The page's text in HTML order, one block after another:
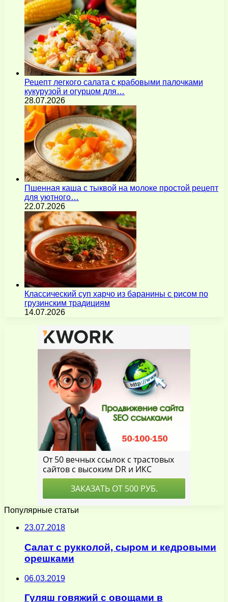
Рецепт легкого салата с крабовыми палочками
кукурузой и огурцом для…
28.07.2026
Пшенная каша с тыквой на молоке простой рецепт
для уютного…
22.07.2026
Классический суп харчо из баранины с рисом по
грузинским традициям
14.07.2026
Популярные статьи
23.07.2018
Салат с рукколой, сыром и кедровыми
орешками
06.03.2019
Гуляш говяжий с овощами в